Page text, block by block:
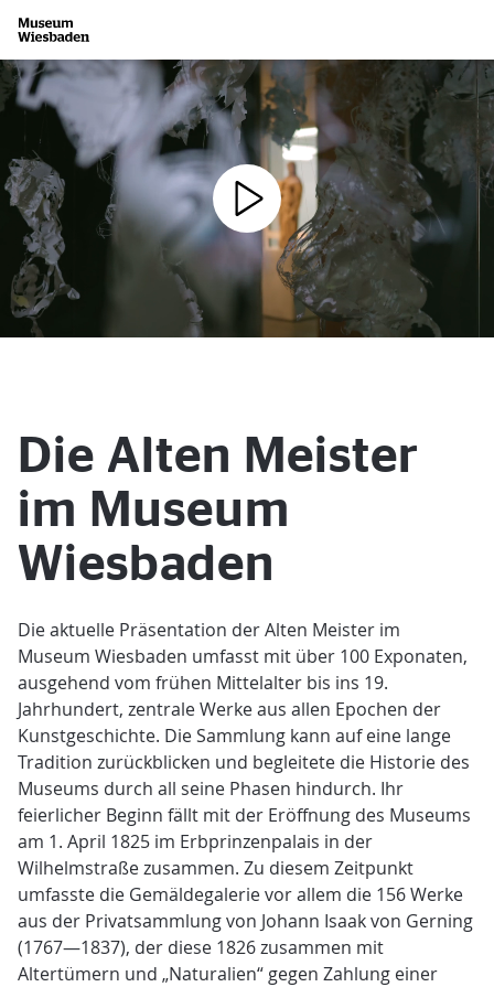
Zur Startseite
Die Alten Meister
im Museum
Wiesbaden
Die aktuelle Präsentation der Alten Meister im
Museum Wiesbaden umfasst mit über 100 Exponaten,
ausgehend vom frühen Mittelalter bis ins 19.
Jahrhundert, zentrale Werke aus allen Epochen der
Kunstgeschichte. Die Sammlung kann auf eine lange
Tradition zurückblicken und begleitete die Historie des
Museums durch all seine Phasen hindurch. Ihr
feierlicher Beginn fällt mit der Eröffnung des Museums
am 1. April 1825 im Erbprinzenpalais in der
Wilhelmstraße zusammen. Zu diesem Zeitpunkt
umfasste die Gemäldegalerie vor allem die 156 Werke
aus der Privatsammlung von Johann Isaak von Gerning
(1767—1837), der diese 1826 zusammen mit
Altertümern und „Naturalien“ gegen Zahlung einer